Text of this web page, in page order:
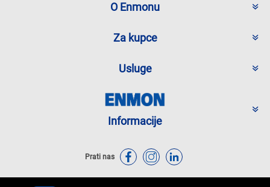
O Enmonu
Za kupce
Usluge
Informacije
Prati nas